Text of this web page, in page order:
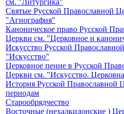
Святые Русской Православной
"Агиография"
Каноническое право Русской
Церкви см. "Церковное и
Искусство Русской
"Искусство"
Церковное пение в Русской
Церкви см. "Искусство.
История Русской Православной
периодам
Старообрядчество
Восточные (нехалкидонские )